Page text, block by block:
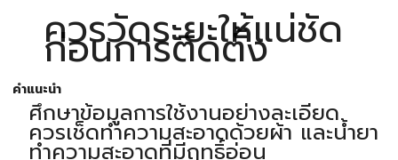
ควรวัดระยะให้แน่ชัด
ก่อนการติดตั้ง
คำแนะนำ
ศึกษาข้อมูลการใช้งานอย่างละเอียด
ควรเช็ดทำความสะอาดด้วยผ้า และน้ำยา
ทำความสะอาดที่มีฤทธิ์อ่อน